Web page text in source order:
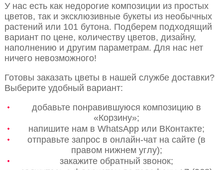
У нас есть как недорогие композиции из простых
цветов, так и эксклюзивные букеты из необычных
растений или 101 бутона. Подберем подходящий
вариант по цене, количеству цветов, дизайну,
наполнению и другим параметрам. Для нас нет
ничего невозможного!
Готовы заказать цветы в нашей службе доставки?
Выберите удобный вариант:
добавьте понравившуюся композицию в
«Корзину»;
напишите нам в WhatsApp или ВКонтакте;
отправьте запрос в онлайн-чат на сайте (в
правом нижнем углу);
закажите обратный звонок;